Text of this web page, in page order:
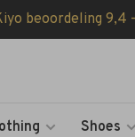
beoordeling 9,4
Shoes